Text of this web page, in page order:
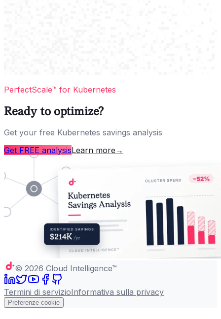
PerfectScale™ for Kubernetes
Ready to optimize?
Get your free Kubernetes savings analysis
Get FREE analysisLearn more →
© 2026 Cloud Intelligence™
Termini di servizioInformativa sulla privacy
Preferenze cookie